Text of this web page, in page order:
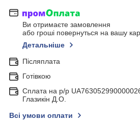
Ви отримаєте замовлення
або гроші повернуться на вашу
Детальніше
Післяплата
Готівкою
Сплата на р/р
Глазикін Д.О.
Всі умови оплати